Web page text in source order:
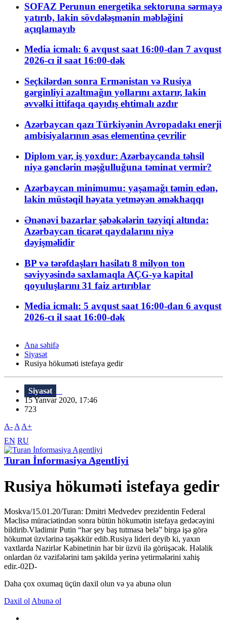
SOFAZ Perunun energetika sektoruna sərmayə
yatırıb, lakin sövdələşmənin məbləğini
açıqlamayıb
Media icmalı: 6 avqust saat 16:00-dan 7 avqust
2026-cı il saat 16:00-dək
Seçkilərdən sonra Ermənistan və Rusiya
gərginliyi azaltmağın yollarını axtarır, lakin
əvvəlki ittifaqa qayıdış ehtimalı azdır
Azərbaycan qazı Türkiyənin Avropadakı enerji
ambisiyalarının əsas elementinə çevrilir
Diplom var, iş yoxdur: Azərbaycanda təhsil
niyə gənclərin məşğulluğuna təminat vermir?
Azərbaycan minimumu: yaşamağı təmin edən,
lakin müstəqil həyata yetməyən əməkhaqqı
Ənənəvi bazarlar şəbəkələrin təzyiqi altında:
Azərbaycan ticarət qaydalarını niyə
dəyişməlidir
BP və tərəfdaşları hasilatı 8 milyon ton
səviyyəsində saxlamaqla AÇG-yə kapital
qoyuluşlarını 31 faiz artırıblar
Media icmalı: 5 avqust saat 16:00-dan 6 avqust
2026-cı il saat 16:00-dək
Ana səhifə
Siyasət
Rusiya hökuməti istefaya gedir
Siyasət
15 Yanvar 2020, 17:46
723
A- A A+
EN RU
Turan İnformasiya Agentliyi
Rusiya hökuməti istefaya gedir
Moskva/15.01.20/Turan: Dmitri Medvedev prezidentin Federal
Məclisə müraciətindən sonra bütün hökumətin istefaya gedəcəyini
bildirib.Vladimir Putin “hər şey baş tutmasa belə” birgə işə görə
hökumət üzvlərinə təşəkkür edib.Rusiya lideri deyib ki, yaxın
vaxtlarda Nazirlər Kabinetinin hər bir üzvü ilə görüşəcək. Hələlik
onlardan öz vəzifələrini tam şəkildə yerinə yetirmələrini xahiş
edir.-02D-
Daha çox oxumaq üçün daxil olun və ya abunə olun
Daxil ol Abunə ol